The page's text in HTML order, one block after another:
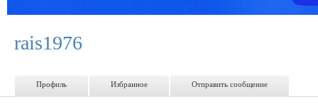
rais1976
Профиль Избранное Отправить сообщение